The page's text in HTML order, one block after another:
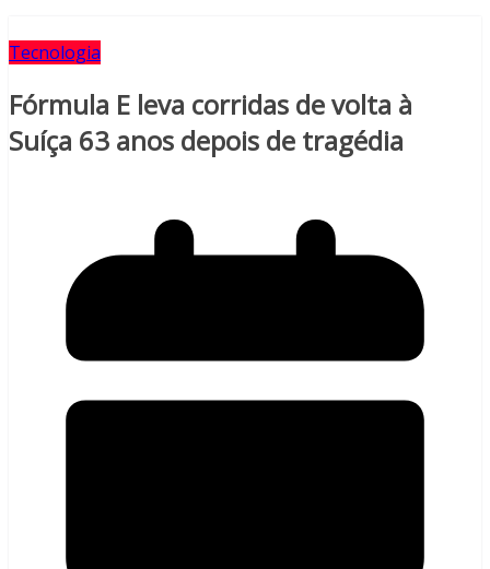
Tecnologia
Fórmula E leva corridas de volta à
Suíça 63 anos depois de tragédia